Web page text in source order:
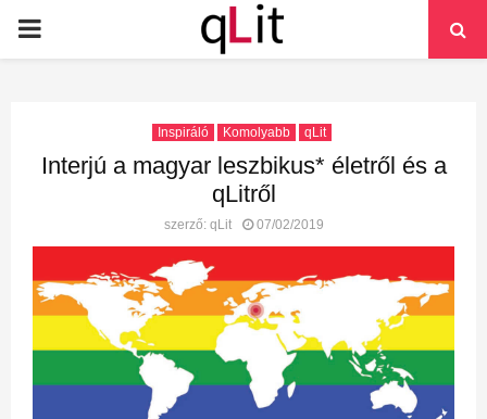
PRIMARY
Inspiráló Komolyabb qLit
Interjú a magyar leszbikus* életről és a
qLitről
szerző: qLit 07/02/2019